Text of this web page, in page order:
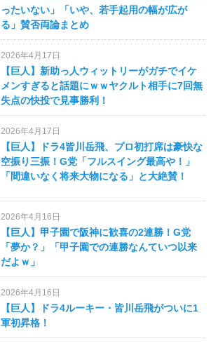
ったいない」「いや、若手起用の幅が広が
る」賛否両論まとめ
2026年4月17日
【巨人】新助っ人ウィットリーがガチでイケ
メンすぎると話題にｗｗヤクルト相手に7回無
失点の快投で見事勝利！
2026年4月17日
【巨人】ドラ4皆川岳飛、プロ初打席は豪快な
空振り三振！G党「フルスイング最高や！」
「間違いなく将来大物になる」と大絶賛！
2026年4月16日
【巨人】甲子園で阪神に歓喜の2連勝！G党
「夢か？」「甲子園での連勝なんていつ以来
だよｗ」
2026年4月16日
【巨人】ドラ4ルーキー・皆川岳飛がついに1
軍初昇格！